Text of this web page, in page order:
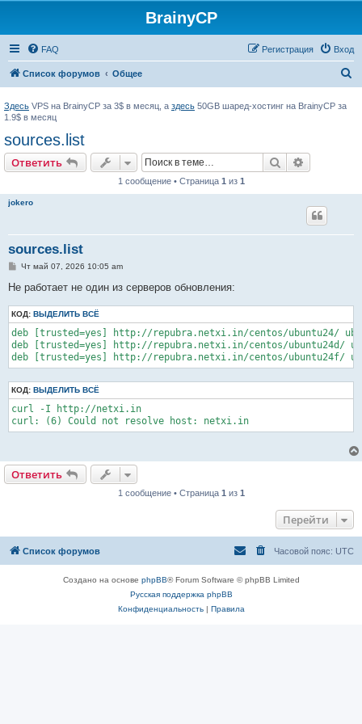
BrainyCP
FAQ Вход
Регистрация
Список форумов Общее
Здесь VPS на BrainyCP за 3$ в месяц, а здесь 50GB шаред-хостинг на BrainyCP за
1.9$ в месяц
sources.list
Ответить Поиск
1 сообщение • Страница 1 из 1
jokero
sources.list
С
о
щ
е
н
и
е
Чт май 07, 2026 10:05 am
Не работает не один из серверов обновления:
КОД: ВЫДЕЛИТЬ ВСЁ
deb [trusted=yes] http://repubra.netxi.in/centos/ubuntu24/
deb [trusted=yes] http://repubra.netxi.in/centos/ubuntu24d/
deb [trusted=yes] http://repubra.netxi.in/centos/ubuntu24f/
КОД: ВЫДЕЛИТЬ ВСЁ
curl -I http://netxi.in
curl: (6) Could not resolve host: netxi.in
Ответить
1 сообщение • Страница 1 из 1
Перейти
Список форумов Часовой пояс: UTC
Создано на основе phpBB® Forum Software © phpBB Limited
Русская поддержка phpBB
Конфиденциальность| Правила